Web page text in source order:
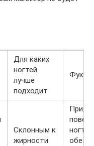
Для каких
ногтей
лучше
подходит
Склонным к
жирности
ногтя